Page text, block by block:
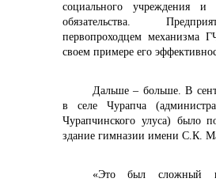
+7 (423) 234 50 50
социального учреждения и
обязательства.
первопроходцем механизма
своем примере его
Дальше – больше. В
в селе Чурапча
Чурапчинского улуса) было
здание гимназии имени С.К.
«Это был сложный и